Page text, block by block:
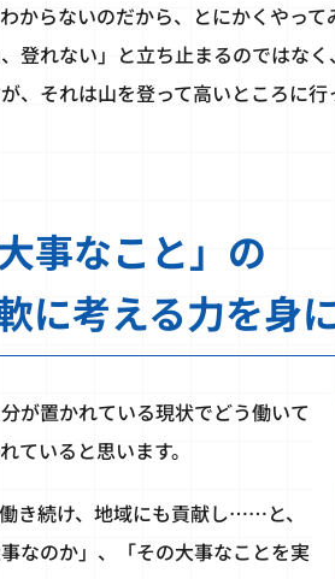
らないのだから、とにかくやって
登れない」と立ち止まるのではな
それは山を登って高いところに行
事なこと」の
に考える力を身
が置かれている現状でどう働いて
ていると思います。
き続け、地域にも貢献し……と、
なのか」、「その大事なことを実